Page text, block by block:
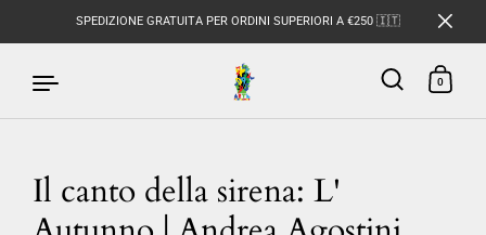
Passa ai contenuti
SPEDIZIONE GRATUITA PER ORDINI SUPERIORI A €250 🇮🇹
0
Il canto della sirena: L'